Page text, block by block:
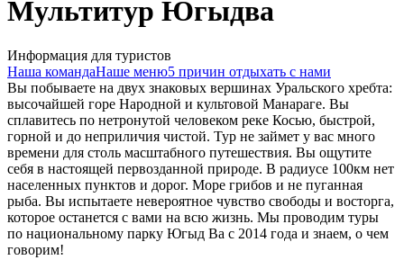
Мультитур Югыдва
Информация для туристов
Наша командаНаше меню5 причин отдыхать с нами
Вы побываете на двух знаковых вершинах Уральского хребта:
высочайшей горе Народной и культовой Манараге. Вы
сплавитесь по нетронутой человеком реке Косью, быстрой,
горной и до неприличия чистой. Тур не займет у вас много
времени для столь масштабного путешествия. Вы ощутите
себя в настоящей первозданной природе. В радиусе 100км нет
населенных пунктов и дорог. Море грибов и не пуганная
рыба. Вы испытаете невероятное чувство свободы и восторга,
которое останется с вами на всю жизнь. Мы проводим туры
по национальному парку Югыд Ва с 2014 года и знаем, о чем
говорим!